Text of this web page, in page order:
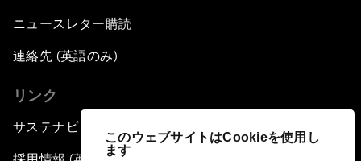
このウェブサイトはCookieを使用し
ます
ニュースレター購読
連絡先 (英語のみ)
リンク
サステナビリティへの取り組み